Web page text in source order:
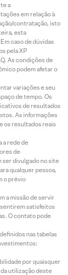
a
em relação à
contratação, isto
esta
caso de dúvidas
pela XP
As condições de
podem afetar o
variações e seu
de tempo. Os
de resultados
As informações
os resultados reais
a rede de
de
ser divulgado no site
qualquer pessoa,
o prévio
a missão de servir
satisfeitos
O contato pode
nas tabelas
por quaisquer
utilização deste